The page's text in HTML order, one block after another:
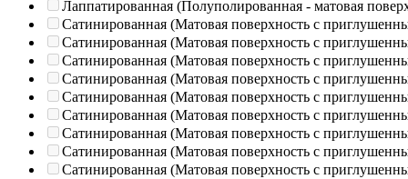
Лаппатированная (Полуполированная - матовая
Сатинированная (Матовая поверхность с
Сатинированная (Матовая поверхность с
Сатинированная (Матовая поверхность с
Сатинированная (Матовая поверхность с
Сатинированная (Матовая поверхность с
Сатинированная (Матовая поверхность с
Сатинированная (Матовая поверхность с
Сатинированная (Матовая поверхность с
Сатинированная (Матовая поверхность с